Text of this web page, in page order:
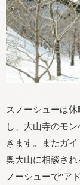
スノーシューは
し、大山寺のモ
きます。またガ
奥大山に相談さ
ノーシューで"ア